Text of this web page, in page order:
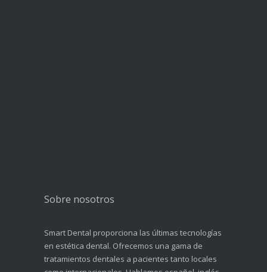
Sobre nosotros
Smart Dental proporciona las últimas tecnologías
en estética dental. Ofrecemos una gama de
tratamientos dentales a pacientes tanto locales